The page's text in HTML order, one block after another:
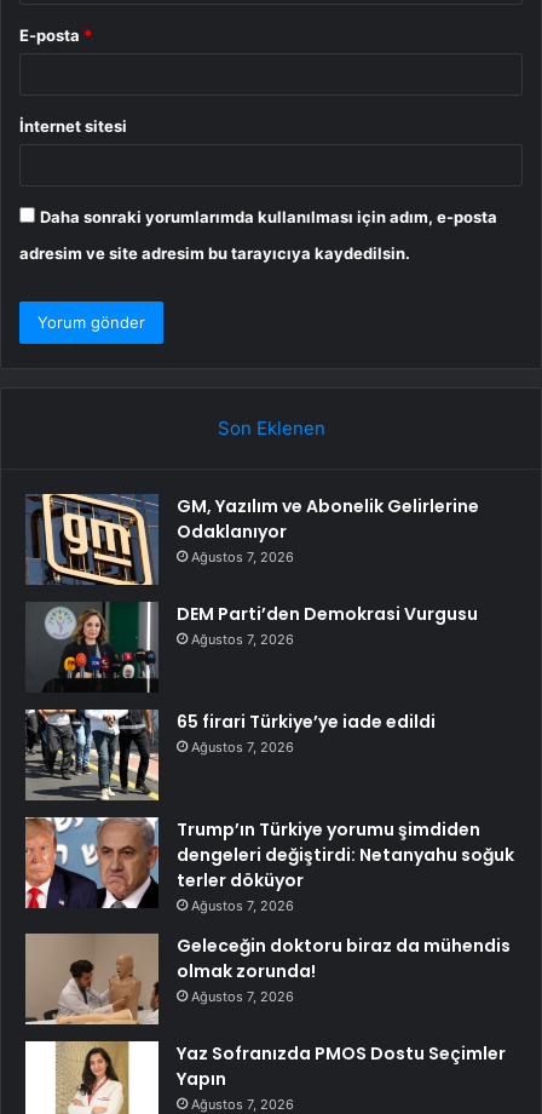
E-posta *
İnternet sitesi
Daha sonraki yorumlarımda kullanılması için adım, e-posta
adresim ve site adresim bu tarayıcıya kaydedilsin.
Son Eklenen
GM, Yazılım ve Abonelik Gelirlerine
Odaklanıyor
Ağustos 7, 2026
DEM Parti’den Demokrasi Vurgusu
Ağustos 7, 2026
65 firari Türkiye’ye iade edildi
Ağustos 7, 2026
Trump’ın Türkiye yorumu şimdiden
dengeleri değiştirdi: Netanyahu soğuk
terler döküyor
Ağustos 7, 2026
Geleceğin doktoru biraz da mühendis
olmak zorunda!
Ağustos 7, 2026
Yaz Sofranızda PMOS Dostu Seçimler
Yapın
Ağustos 7, 2026